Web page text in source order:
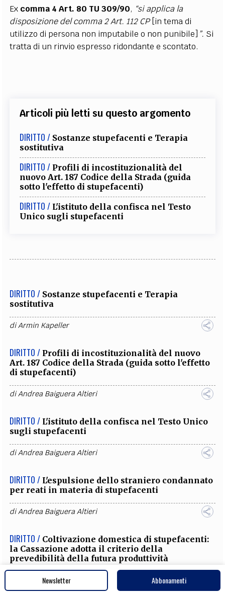
Ex comma 4 Art. 80 TU 309/90, “si applica la
disposizione del comma 2 Art. 112 CP [in tema di
utilizzo di persona non imputabile o non punibile] ”. Si
tratta di un rinvio espresso ridondante e scontato.
Articoli più letti su questo argomento
DIRITTO / Sostanze stupefacenti e Terapia
sostitutiva
DIRITTO / Profili di incostituzionalità del
nuovo Art. 187 Codice della Strada (guida
sotto l'effetto di stupefacenti)
DIRITTO / L'istituto della confisca nel Testo
Unico sugli stupefacenti
DIRITTO / Sostanze stupefacenti e Terapia
sostitutiva
diArmin Kapeller
DIRITTO / Profili di incostituzionalità del nuovo
Art. 187 Codice della Strada (guida sotto l'effetto
di stupefacenti)
diAndrea Baiguera Altieri
DIRITTO / L'istituto della confisca nel Testo Unico
sugli stupefacenti
diAndrea Baiguera Altieri
DIRITTO / L'espulsione dello straniero condannato
per reati in materia di stupefacenti
diAndrea Baiguera Altieri
DIRITTO / Coltivazione domestica di stupefacenti:
la Cassazione adotta il criterio della
prevedibilità della futura produttività
Davide Ramaioli
Newsletter Abbonamenti